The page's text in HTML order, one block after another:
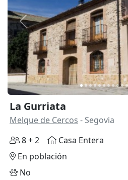
Anterior
La Gurriata
Melque de Cercos - Segovia
8 + 2
Casa Entera
En población
No